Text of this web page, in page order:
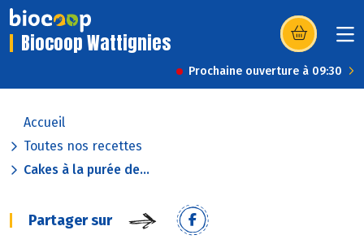
Biocoop Wattignies (s’ouvre dans
Prochaine ouverture à 09:30
Accueil
Toutes nos recettes
Cakes à la purée de...
Partager sur